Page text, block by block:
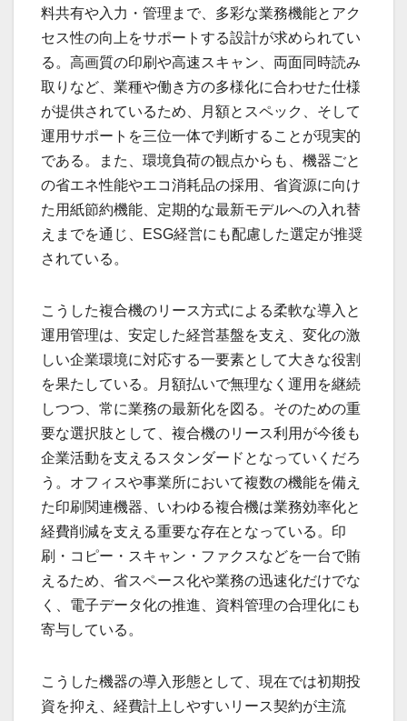
料共有や入力・管理まで、多彩な業務機能とアク
セス性の向上をサポートする設計が求められてい
る。高画質の印刷や高速スキャン、両面同時読み
取りなど、業種や働き方の多様化に合わせた仕様
が提供されているため、月額とスペック、そして
運用サポートを三位一体で判断することが現実的
である。また、環境負荷の観点からも、機器ごと
の省エネ性能やエコ消耗品の採用、省資源に向け
た用紙節約機能、定期的な最新モデルへの入れ替
えまでを通じ、ESG経営にも配慮した選定が推奨
されている。
こうした複合機のリース方式による柔軟な導入と
運用管理は、安定した経営基盤を支え、変化の激
しい企業環境に対応する一要素として大きな役割
を果たしている。月額払いで無理なく運用を継続
しつつ、常に業務の最新化を図る。そのための重
要な選択肢として、複合機のリース利用が今後も
企業活動を支えるスタンダードとなっていくだろ
う。オフィスや事業所において複数の機能を備え
た印刷関連機器、いわゆる複合機は業務効率化と
経費削減を支える重要な存在となっている。印
刷・コピー・スキャン・ファクスなどを一台で賄
えるため、省スペース化や業務の迅速化だけでな
く、電子データ化の推進、資料管理の合理化にも
寄与している。
こうした機器の導入形態として、現在では初期投
資を抑え、経費計上しやすいリース契約が主流